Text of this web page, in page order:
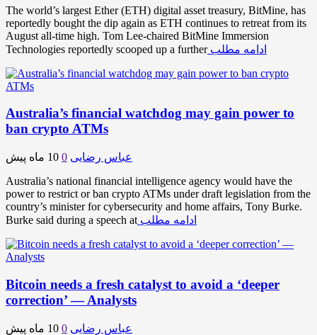
The world’s largest Ether (ETH) digital asset treasury, BitMine, has
reportedly bought the dip again as ETH continues to retreat from its
August all-time high. Tom Lee-chaired BitMine Immersion
Technologies reportedly scooped up a further ادامه مطلب
Australia’s financial watchdog may gain power to
ban crypto ATMs
عباس رضایی 0 10 ماه پیش
Australia’s national financial intelligence agency would have the
power to restrict or ban crypto ATMs under draft legislation from the
country’s minister for cybersecurity and home affairs, Tony Burke.
Burke said during a speech at ادامه مطلب
Bitcoin needs a fresh catalyst to avoid a ‘deeper
correction’ — Analysts
عباس رضایی 0 10 ماه پیش